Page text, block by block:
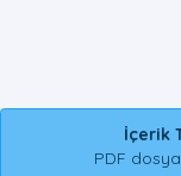
İçerik
PDF